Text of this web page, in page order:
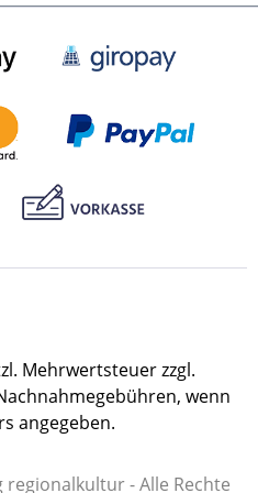
und
nach dem Brand im
Faszination des
getan. Das in
oder
Ensemble war, ist
Lage,
und nicht
zum architektur-
hat der
P. Wacker ein
das weit über
eine umfassende
Mehrwertsteuer zzgl.
wenn
angegeben.
- Alle Rechte